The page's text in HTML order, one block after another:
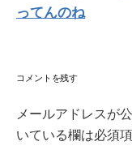
ゲ
ン
ってんのね
コメントを残す
メールアドレスが
いている欄は必須